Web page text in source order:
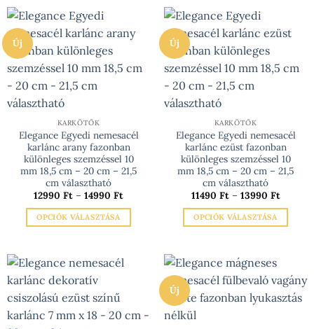
több
variációja
van.
A
változatok
a
ki
terméknek
több
variációja
van.
A
változatok
termékoldalon
választhatók
ki
Új
KARKÖTŐK
Elegance Egyedi nemesacél
karlánc arany fazonban
különleges szemzéssel 10
mm 18,5 cm – 20 cm – 21,5
cm választható
12990 Ft – 14990 FtÁrtartomány:
-
OPCIÓK VÁLASZTÁSA
terméknek
több
variációja
A
Új
KARKÖTŐK
Elegance Egyedi nemesacél
karlánc ezüst fazonban
különleges szemzéssel 10
mm 18,5 cm – 20 cm – 21,5
cm választható
11490 Ft – 13990 Ft
-
OPCIÓK VÁLASZTÁSA
terméknek
több
variációja
Új